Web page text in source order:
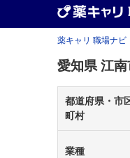
薬キャリ 職場ナビ
愛知県 江
都道府県・市
町村
業種